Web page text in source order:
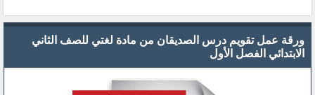
ورقة عمل تقويم درس الصديقان من مادة لغتي للصف الثاني
الابتدائي الفصل الأول